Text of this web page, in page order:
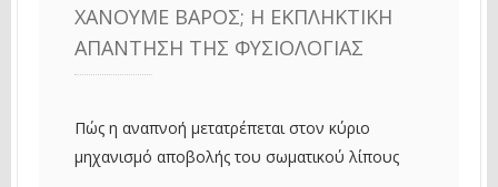
ΧΆΝΟΥΜΕ ΒΆΡΟΣ; Η ΕΚΠΛΗΚΤΙΚΉ
ΑΠΆΝΤΗΣΗ ΤΗΣ ΦΥΣΙΟΛΟΓΊΑΣ
Πώς η αναπνοή μετατρέπεται στον κύριο
μηχανισμό αποβολής του σωματικού λίπους